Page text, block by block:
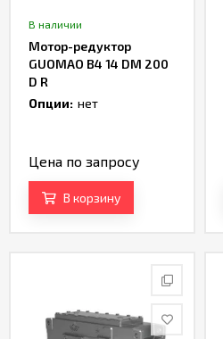
В наличии
Мотор-редуктор
GUOMAO B4 14 DM 200
D R
Опции: нет
Цена по запросу
В корзину